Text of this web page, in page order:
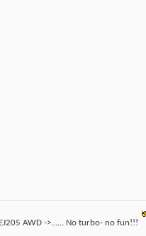
AWD ->...... No turbo- no fun!!!